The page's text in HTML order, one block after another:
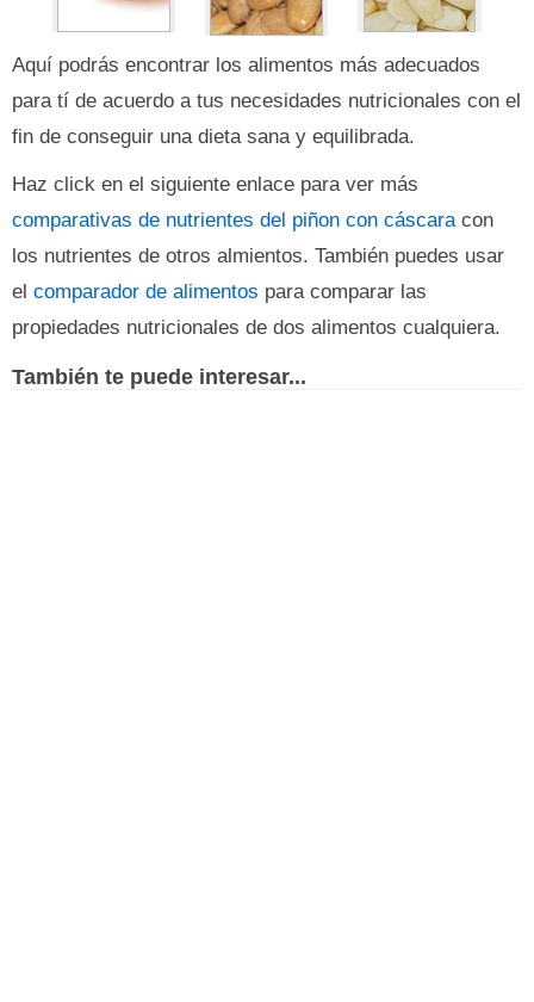
Aquí podrás encontrar los alimentos más adecuados
para tí de acuerdo a tus necesidades nutricionales con el
fin de conseguir una dieta sana y equilibrada.
Haz click en el siguiente enlace para ver más
comparativas de nutrientes del piñon con cáscaracon
los nutrientes de otros almientos. También puedes usar
el comparador de alimentos para comparar las
propiedades nutricionales de dos alimentos cualquiera.
También te puede interesar...